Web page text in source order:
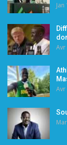
Avr
Avr